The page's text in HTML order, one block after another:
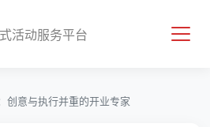
活动服务平台
创意与执行并重的开业专家